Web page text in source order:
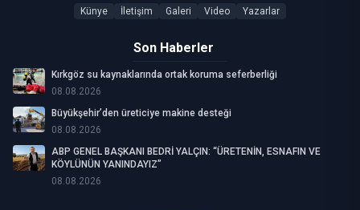
Künye
İletişim Galeri Video Yazarlar
Son Haberler
Kırkgöz su kaynaklarında ortak koruma seferberliği
08.08.2026
Büyükşehir’den üreticiye makine desteği
08.08.2026
ABP GENEL BAŞKANI BEDRİ YALÇIN: “ÜRETENİN, ESNAFIN VE
KÖYLÜNÜN YANINDAYIZ”
08.08.2026